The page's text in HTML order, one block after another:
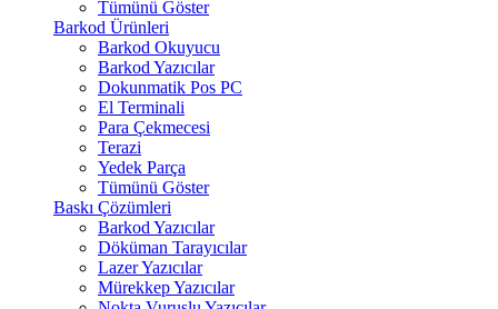
Tümünü Göster
Barkod Ürünleri
Barkod Okuyucu
Barkod Yazıcılar
Dokunmatik Pos PC
El Terminali
Para Çekmecesi
Terazi
Yedek Parça
Tümünü Göster
Baskı Çözümleri
Barkod Yazıcılar
Döküman Tarayıcılar
Lazer Yazıcılar
Mürekkep Yazıcılar